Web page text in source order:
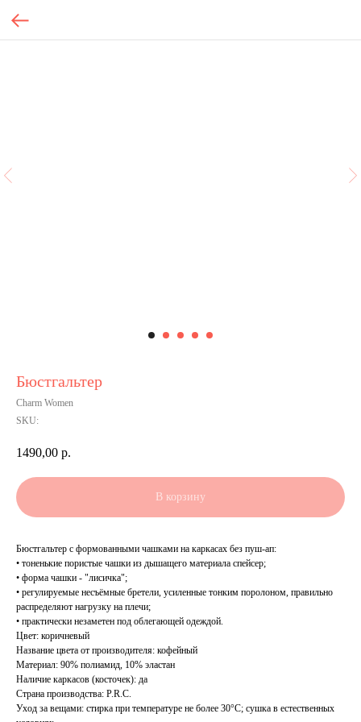
Бюстгальтер
Charm Women
SKU:
1490,00 р.
В корзину
Бюстгальтер с формованными чашками на каркасах без пуш-ап:
• тоненькие пористые чашки из дышащего материала спейсер;
• форма чашки - "лисичка";
• регулируемые несъёмные бретели, усиленные тонким поролоном, правильно
распределяют нагрузку на плечи;
• практически незаметен под облегающей одеждой.
Цвет: коричневый
Название цвета от производителя: кофейный
Материал: 90% полиамид, 10% эластан
Наличие каркасов (косточек): да
Страна производства: P.R.C.
Уход за вещами: стирка при температуре не более 30°C; сушка в естественных